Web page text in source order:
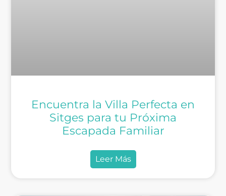
Encuentra la Villa Perfecta en
Sitges para tu Próxima
Escapada Familiar
Leer Más